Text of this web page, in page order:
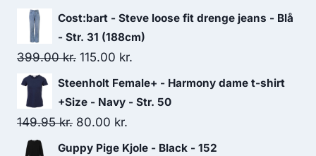
price
was:
25.00 kr..
price
is:
10.00 kr..
Cost:bart - Steve loose fit drenge jeans - Blå
- Str. 31 (188cm)
399.00kr. Original
price
was:
399.00 kr..
115.00 kr.
price
is:
Steenholt Female+ - Harmony dame t-shirt
+Size - Navy - Str. 50
149.95kr. Original
price
80.00 kr.
price
Guppy Pige Kjole - Black - 152